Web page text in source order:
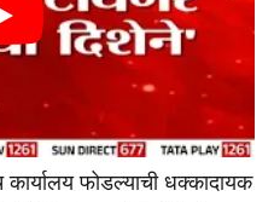
कार्यालय फोडल्याची धक्कादायक